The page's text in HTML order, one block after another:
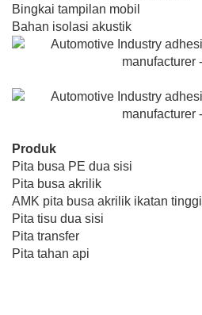
Bingkai tampilan mobil
Bahan isolasi akustik
Produk
Pita busa PE dua sisi
Pita busa akrilik
AMK pita busa akrilik ikatan tinggi
Pita tisu dua sisi
Pita transfer
Pita tahan api